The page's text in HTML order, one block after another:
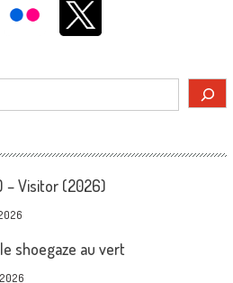
– Visitor (2026)
le shoegaze au vert